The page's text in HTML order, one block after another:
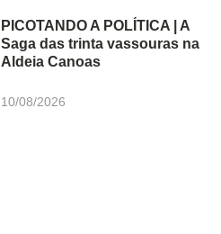
PICOTANDO A POLÍTICA | A
Saga das trinta vassouras na
Aldeia Canoas
10/08/2026